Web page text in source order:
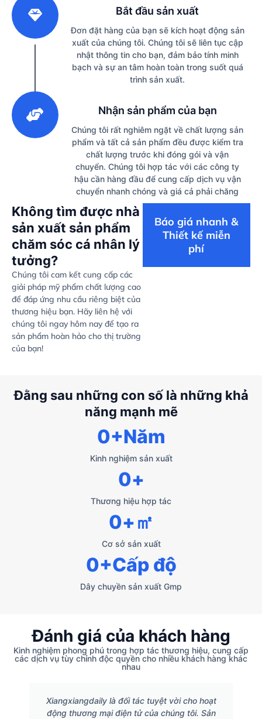
Bắt đầu sản xuất
Đơn đặt hàng của bạn sẽ kích hoạt động sản
xuất của chúng tôi. Chúng tôi sẽ liên tục cập
nhật thông tin cho bạn, đảm bảo tính minh
bạch và sự an tâm hoàn toàn trong suốt quá
trình sản xuất.
Nhận sản phẩm của bạn
Chúng tôi rất nghiêm ngặt về chất lượng sản
phẩm và tất cả sản phẩm đều được kiểm tra
chất lượng trước khi đóng gói và vận
chuyển. Chúng tôi hợp tác với các công ty
hậu cần hàng đầu để cung cấp dịch vụ vận
chuyển nhanh chóng và giá cả phải chăng
Không tìm được nhà
sản xuất sản phẩm
chăm sóc cá nhân lý
tưởng?
Chúng tôi cam kết cung cấp các
giải pháp mỹ phẩm chất lượng cao
để đáp ứng nhu cầu riêng biệt của
thương hiệu bạn. Hãy liên hệ với
chúng tôi ngay hôm nay để tạo ra
sản phẩm hoàn hảo cho thị trường
của bạn!
Báo giá nhanh &
Thiết kế miễn
phí
Đằng sau những con số là những khả
năng mạnh mẽ
Kinh nghiệm sản xuất
0+Năm
Thương hiệu hợp tác
0+
Cơ sở sản xuất
0+㎡
Dây chuyền sản xuất Gmp
0+Cấp độ
Đánh giá của khách hàng
Kinh nghiệm phong phú trong hợp tác thương hiệu, cung cấp
các dịch vụ tùy chỉnh độc quyền cho nhiều khách hàng khác
nhau
Xiangxiangdaily là đối tác tuyệt vời cho hoạt
động thương mại điện tử của chúng tôi. Sản